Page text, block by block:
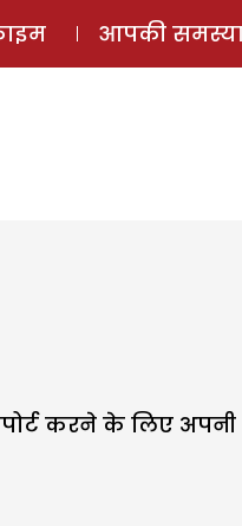
लॉग इन
आपकी
करने के लिए अपनी